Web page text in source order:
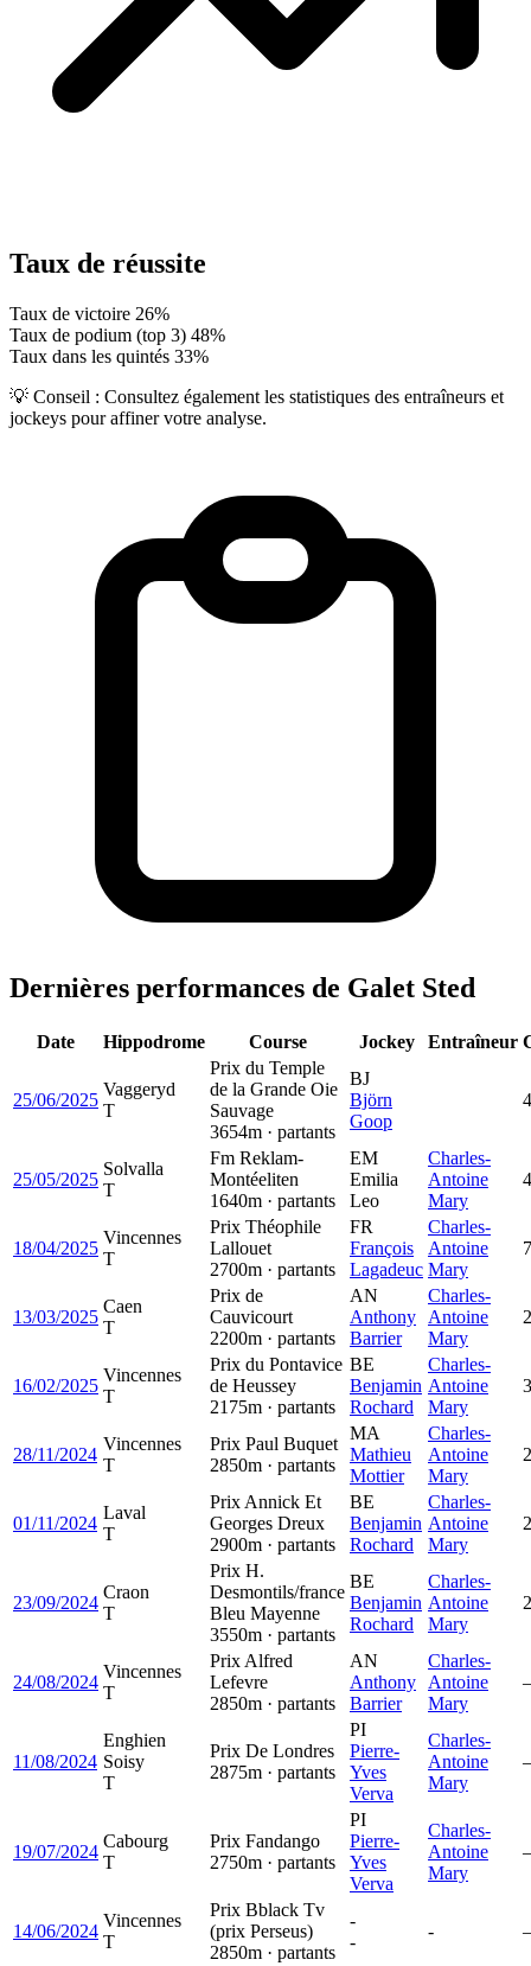
Taux de réussite
Taux de victoire 26%
Taux de podium (top 3) 48%
Taux dans les quintés 33%
💡 Conseil : Consultez également les statistiques des entraîneurs et
jockeys pour affiner votre analyse.
Dernières performances de Galet Sted
Date Hippodrome Course Jockey Entraîneur
25/06/2025
Vaggeryd
T
Prix du Temple
de la Grande Oie
Sauvage
3654m · partants
BJ
Björn
Goop
25/05/2025
Solvalla
T
Fm Reklam-
Montéeliten
1640m · partants
EM
Emilia
Leo
Charles-
Antoine
Mary
18/04/2025
Vincennes
T
Prix Théophile
Lallouet
2700m · partants
FR
François
Lagadeuc
Charles-
Antoine
Mary
13/03/2025
Caen
T
Prix de
Cauvicourt
2200m · partants
AN
Anthony
Barrier
Charles-
Antoine
Mary
16/02/2025
Vincennes
T
Prix du Pontavice
de Heussey
2175m · partants
BE
Benjamin
Rochard
Charles-
Antoine
Mary
28/11/2024
Vincennes
T
Prix Paul Buquet
2850m · partants
MA
Mathieu
Mottier
Charles-
Antoine
Mary
01/11/2024
Laval
T
Prix Annick Et
Georges Dreux
2900m · partants
BE
Benjamin
Rochard
Charles-
Antoine
Mary
23/09/2024
Craon
T
Prix H.
Desmontils/france
Bleu Mayenne
3550m · partants
BE
Benjamin
Rochard
Charles-
Antoine
Mary
24/08/2024
Vincennes
T
Prix Alfred
Lefevre
2850m · partants
AN
Anthony
Barrier
Charles-
Antoine
Mary
11/08/2024
Enghien
Soisy
T
Prix De Londres
2875m · partants
PI
Pierre-
Yves
Verva
Charles-
Antoine
Mary
19/07/2024
Cabourg
T
Prix Fandango
2750m · partants
PI
Pierre-
Yves
Verva
Charles-
Antoine
Mary
14/06/2024
Vincennes
T
Prix Bblack Tv
(prix Perseus)
2850m · partants
-
-
-